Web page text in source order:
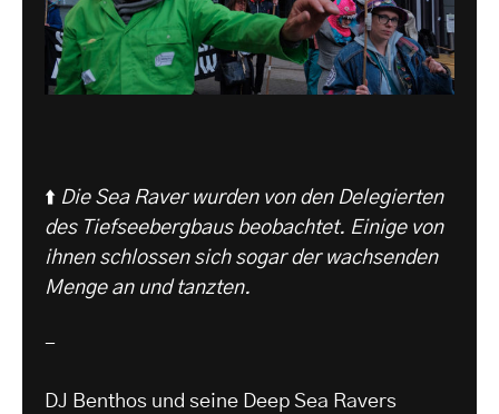
⬆️ Die Sea Raver wurden von den Delegierten
des Tiefseebergbaus beobachtet. Einige von
ihnen schlossen sich sogar der wachsenden
Menge an und tanzten.
-
DJ Benthos und seine Deep Sea Ravers